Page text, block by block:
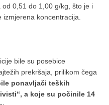
0,51 do 1,00 g/kg, što je i
koncentracija.
bile su posebice
prekršaja, prilikom čega
ponavljači teških
a koje su počinile 14